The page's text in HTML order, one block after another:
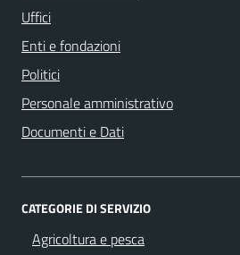
Uffici
Enti e fondazioni
Politici
Personale amministrativo
Documenti e Dati
CATEGORIE DI SERVIZIO
Agricoltura e pesca